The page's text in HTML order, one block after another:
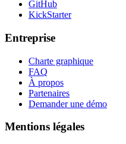
GitHub
KickStarter
Entreprise
Charte graphique
FAQ
À propos
Partenaires
Demander une démo
Mentions légales